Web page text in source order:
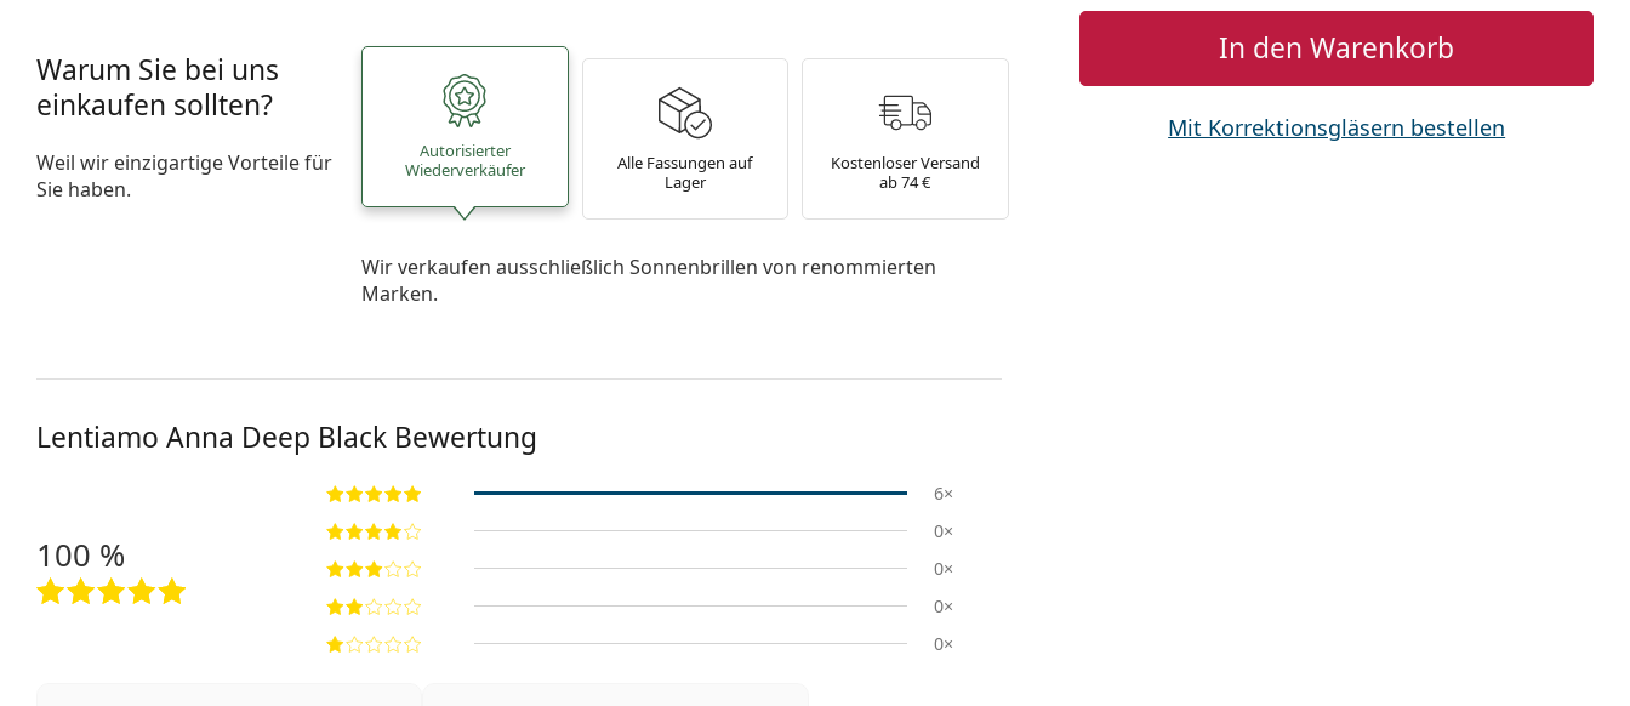
In den Warenkorb
Mit Korrektionsgläsern bestellen
Warum Sie bei uns
einkaufen sollten?
Weil wir einzigartige Vorteile für
Sie haben.
Autorisierter
Wiederverkäufer
Alle Fassungen auf
Lager
Kostenloser Versand
ab 74 €
Wir verkaufen ausschließlich Sonnenbrillen von renommierten
Marken.
Lentiamo Anna Deep Black Bewertung
100 %
6×
0×
0×
0×
0×